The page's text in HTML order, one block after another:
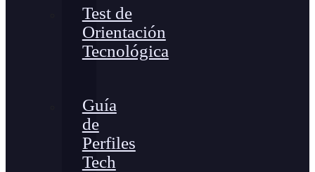
Test de
Orientación
Tecnológica
Guía
de
Perfiles
Tech